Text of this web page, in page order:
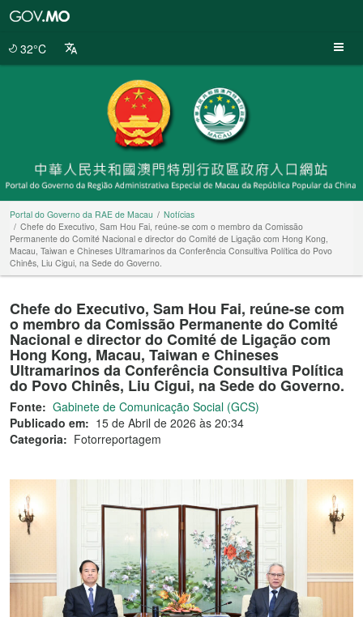
32°C
Portal do Governo da RAE de Macau
Notícias
Chefe do Executivo, Sam Hou Fai, reúne-se com o membro da Comissão
Permanente do Comité Nacional e director do Comité de Ligação com Hong Kong,
Macau, Taiwan e Chineses Ultramarinos da Conferência Consultiva Política do Povo
Chinês, Liu Cigui, na Sede do Governo.
Chefe do Executivo, Sam Hou Fai, reúne-se com
o membro da Comissão Permanente do Comité
Nacional e director do Comité de Ligação com
Hong Kong, Macau, Taiwan e Chineses
Ultramarinos da Conferência Consultiva Política
do Povo Chinês, Liu Cigui, na Sede do Governo.
Fonte: Gabinete de Comunicação Social (GCS)
Publicado em: 15 de Abril de 2026 às 20:34
Categoria: Fotorreportagem